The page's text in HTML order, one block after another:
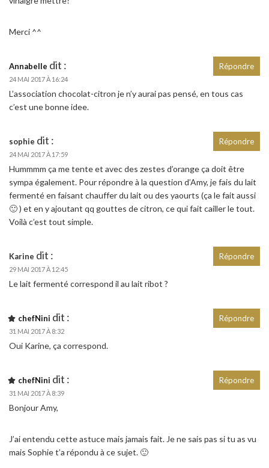
Merci ^^
Annabelle dit :
24 MAI 2017 À 16:24
L’association chocolat-citron je n’y aurai pas pensé, en tous cas
c’est une bonne idee.
Répondre
sophie dit :
24 MAI 2017 À 17:59
Hummmm ça me tente et avec des zestes d’orange ça doit être
sympa également. Pour répondre à la question d’Amy, je fais du lait
fermenté en faisant chauffer du lait ou des yaourts (ça le fait aussi
🙂 ) et en y ajoutant qq gouttes de citron, ce qui fait cailler le tout.
Voilà c’est tout simple.
Répondre
Karine dit :
29 MAI 2017 À 12:45
Le lait fermenté correspond il au lait ribot ?
Répondre
chefNini dit :
31 MAI 2017 À 8:32
Oui Karine, ça correspond.
Répondre
chefNini dit :
31 MAI 2017 À 8:39
Bonjour Amy,
J’ai entendu cette astuce mais jamais fait. Je ne sais pas si tu as vu
mais Sophie t’a répondu à ce sujet. 🙂
Répondre